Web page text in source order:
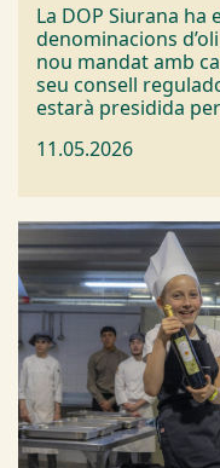
La DOP Siurana ha
denominacions
nou mandat amb
seu consell
estarà presidida
11.05.2026